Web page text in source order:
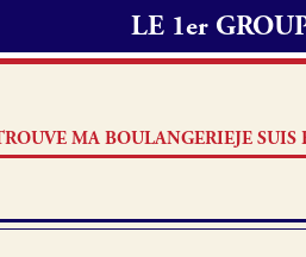
LE 1er
MA BOULANGERIEJE SUIS
Passer
2. J’appelle mon